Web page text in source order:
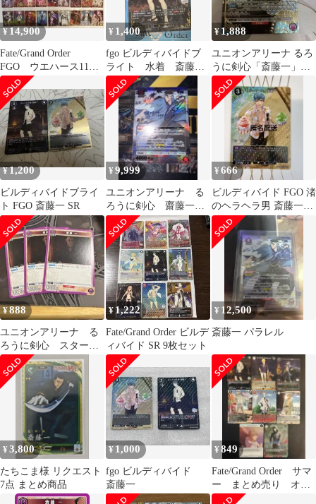
¥14,900
Fate/Grand Order
FGO ウエハース11
コンプセット
¥ 1,400
fgo ビルディバイドブ
ライト 水着 斎藤
一 SSR
¥ 1,888
ユニオンアリーナ るろ
うに剣心「斎藤一」
《パラレル》SR★（ス
ーパーレア★） 紫
¥1,200
ビルディバイドブライ
ト FGO 斎藤一 SR
¥9,999
ユニオンアリーナ る
ろうに剣心 齋藤一
星2 パラレル
¥666
ビルディバイド FGO 渚
のヘラヘラ男 斎藤一
SR
¥888
ユニオンアリーナ る
ろうに剣心 スタート
デッキプロモ 斎藤一
R3枚
¥ 1,222
Fate/Grand Order ビルデ
ィバイド SR 9枚セット
¥ 12,500
斎藤一 パラレル
¥3,800
たちこま様 リクエスト
7点 まとめ商品
¥1,000
fgo ビルディバイド
斎藤一
¥849
Fate/Grand Order サマ
ー まとめ売り オベ
ロン 斎藤一 SR 等